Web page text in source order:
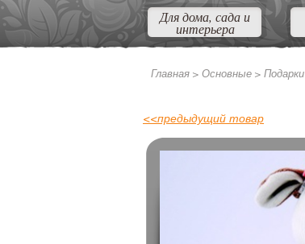
Для дома, сада и
интерьера
Главная > Основные >
<<предыдущий товар